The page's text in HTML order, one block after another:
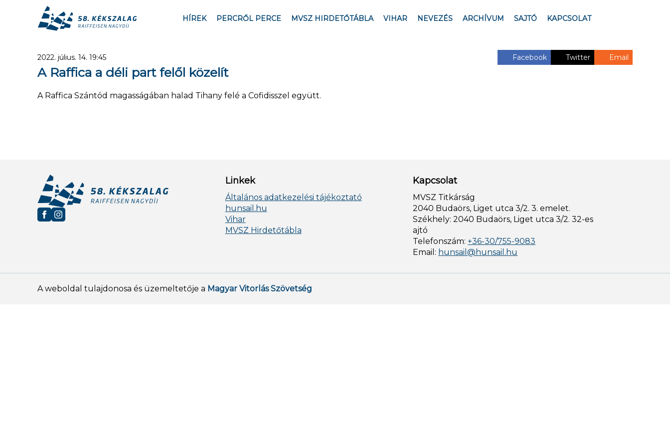
HÍREK PERCRŐL PERCE MVSZ HIRDETŐTÁBLA VIHAR NEVEZÉS ARCHÍVUM SAJTÓ KAPCSOLAT
2022. július. 14. 19:45 Facebook Twitter Email
A Raffica a déli part felől közelít
A Raffica Szántód magasságában halad Tihany felé a Cofidisszel együtt.
Linkek
Általános adatkezelési tájékoztató
hunsail.hu
Vihar
MVSZ Hirdetőtábla
Kapcsolat
MVSZ Titkárság
2040 Budaörs, Liget utca 3/2. 3. emelet.
Székhely: 2040 Budaörs, Liget utca 3/2. 32-es
ajtó
Telefonszám:+36-30/755-9083
Email: hunsail@hunsail.hu
A weboldal tulajdonosa és üzemeltetője a Magyar Vitorlás Szövetség